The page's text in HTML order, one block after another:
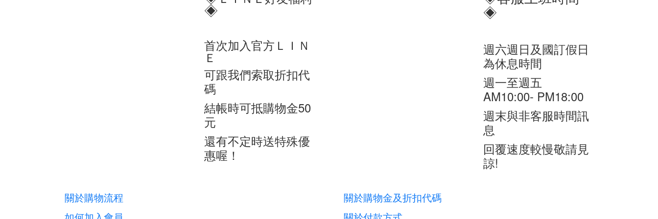
◈
首次加入官方ＬＩＮ
Ｅ
可跟我們索取折扣代
碼
結帳時可抵購物金50
元
還有不定時送特殊優
惠喔！
◈
週六週日及國訂假日
為休息時間
週一至週五
AM10:00- PM18:00
週末與非客服時間訊
息
回覆速度較慢敬請見
諒!
關於購物流程
關於購物金及折扣代碼